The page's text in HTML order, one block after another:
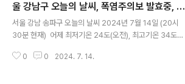
은 위 이미지에서 시간별 기상 상태 참조 대기상황 공기
질은어제 초미세먼지 좋음 = 14 ㎍/m³ 미세먼지는 좋음
= 21 ㎍/m³황사는 보통 = 10 ㎍/m³ ( 경기 지역 평균 )
자외선 (오후) = 나쁨 오늘 초미세먼지 좋음 = 6 ㎍/m
³ 미세먼지는 좋음 = 13 ㎍/m³ 황사는 보..
울 강남구 오늘의 날씨, 폭염주의보 발효중, 오
늘 날씨, 2024 0714, 초미세먼지, 미세먼지,
황사, 자외선
서울 강남 송파구 오늘의 날씨 2024년 7월 14일 (20시
30분 현재) 어제 최저기온 24도(오전), 최고기온 34도
어제와 같은 최저기온이고 어제보다 2도 낮은 최고기온
0 0 2024. 7. 14.